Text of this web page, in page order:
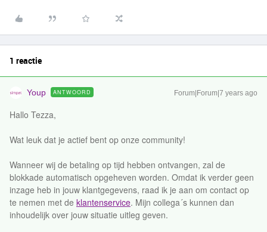
1 reactie
Youp ANTWOORD Forum|Forum|7 years ago
Hallo Tezza,
Wat leuk dat je actief bent op onze community!
Wanneer wij de betaling op tijd hebben ontvangen, zal de
blokkade automatisch opgeheven worden. Omdat ik verder geen
inzage heb in jouw klantgegevens, raad ik je aan om contact op
te nemen met de klantenservice. Mijn collega´s kunnen dan
inhoudelijk over jouw situatie uitleg geven.